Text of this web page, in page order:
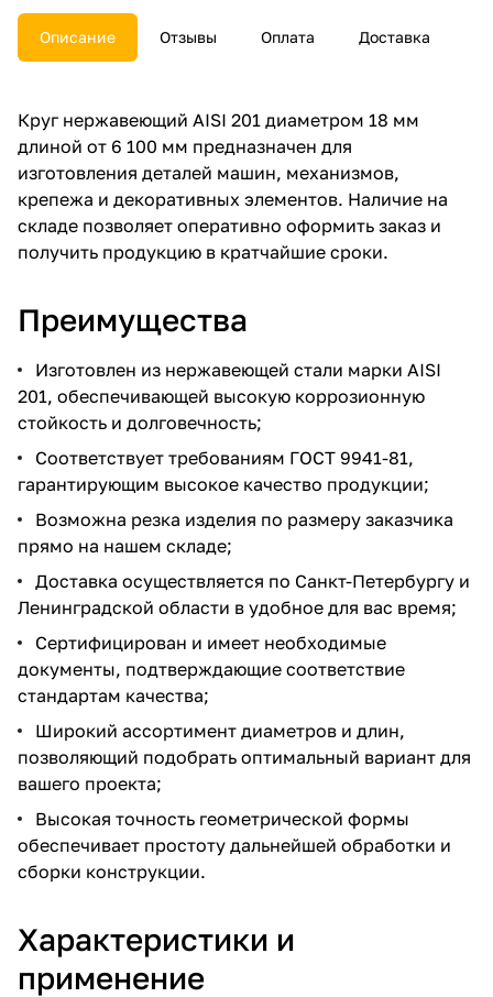
Описание Отзывы Оплата Доставка
Круг нержавеющий AISI 201 диаметром 18 мм
длиной от 6 100 мм предназначен для
изготовления деталей машин, механизмов,
крепежа и декоративных элементов. Наличие на
складе позволяет оперативно оформить заказ и
получить продукцию в кратчайшие сроки.
Преимущества
Изготовлен из нержавеющей стали марки AISI
201, обеспечивающей высокую коррозионную
стойкость и долговечность;
Соответствует требованиям ГОСТ 9941-81,
гарантирующим высокое качество продукции;
Возможна резка изделия по размеру заказчика
прямо на нашем складе;
Доставка осуществляется по Санкт-Петербургу и
Ленинградской области в удобное для вас время;
Сертифицирован и имеет необходимые
документы, подтверждающие соответствие
стандартам качества;
Широкий ассортимент диаметров и длин,
позволяющий подобрать оптимальный вариант для
вашего проекта;
Высокая точность геометрической формы
обеспечивает простоту дальнейшей обработки и
сборки конструкции.
Характеристики и
применение